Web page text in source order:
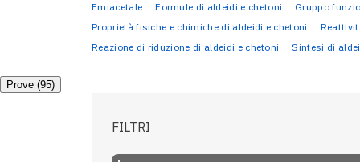
Emiacetale Formule di aldeidi e chetoni Gruppo
Proprietà fisiche e chimiche di aldeidi e chetoni
Reazione di riduzione di aldeidi e chetoni
Sintesi di
Prove (95)
FILTRI